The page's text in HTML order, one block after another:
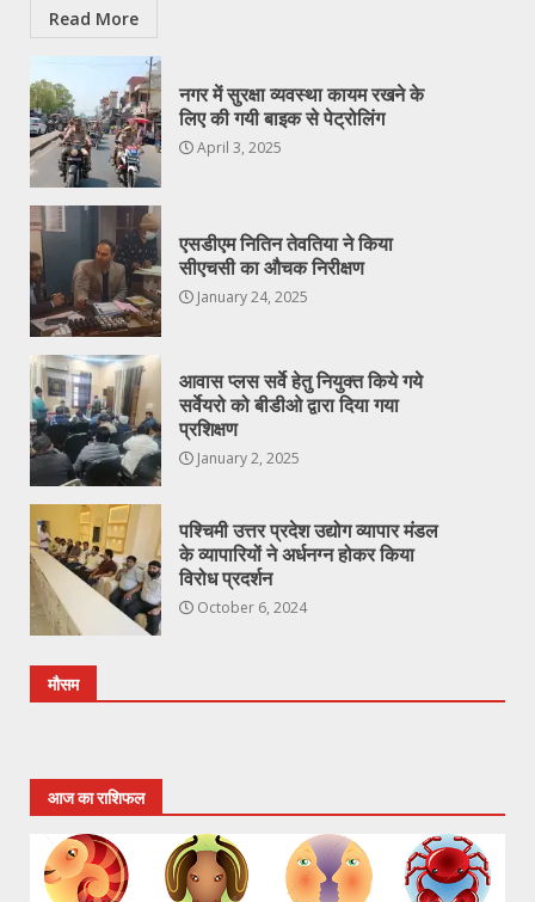
Read More
नगर में सुरक्षा व्यवस्था कायम रखने के
लिए की गयी बाइक से पेट्रोलिंग
April 3, 2025
एसडीएम नितिन तेवतिया ने किया
सीएचसी का औचक निरीक्षण
January 24, 2025
आवास प्लस सर्वे हेतु नियुक्त किये गये
सर्वेयरो को बीडीओ द्वारा दिया गया
प्रशिक्षण
January 2, 2025
पश्चिमी उत्तर प्रदेश उद्योग व्यापार मंडल
के व्यापारियों ने अर्धनग्न होकर किया
विरोध प्रदर्शन
October 6, 2024
मौसम
आज का राशिफल